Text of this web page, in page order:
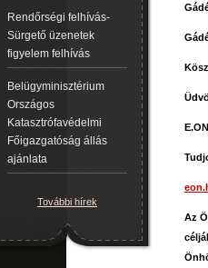
Rendőrségi felhívás-
Sürgető üzenetek
figyelem felhívás
Belügyminisztérium
Országos
Katasztrófavédelmi
Főigazgatóság állás
ajánlata
További hírek
Az